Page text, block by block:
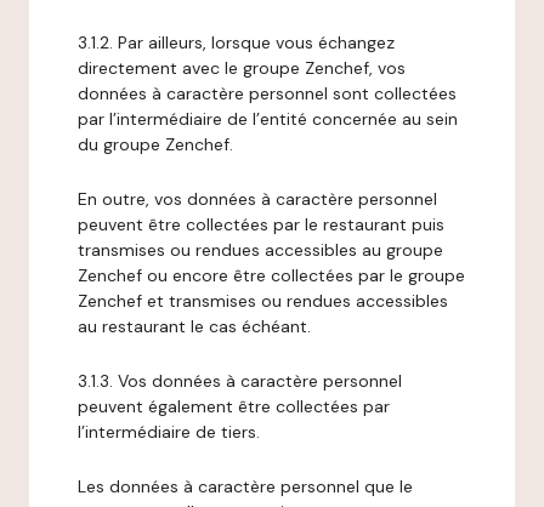
3.1.2. Par ailleurs, lorsque vous échangez
directement avec le groupe Zenchef, vos
données à caractère personnel sont collectées
par l’intermédiaire de l’entité concernée au sein
du groupe Zenchef.
En outre, vos données à caractère personnel
peuvent être collectées par le restaurant puis
transmises ou rendues accessibles au groupe
Zenchef ou encore être collectées par le groupe
Zenchef et transmises ou rendues accessibles
au restaurant le cas échéant.
3.1.3. Vos données à caractère personnel
peuvent également être collectées par
l’intermédiaire de tiers.
Les données à caractère personnel que le